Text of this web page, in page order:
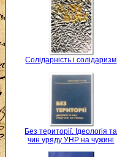
Солідарність і солідаризм
Без території. Ідеологія та
чин уряду УНР на чужині